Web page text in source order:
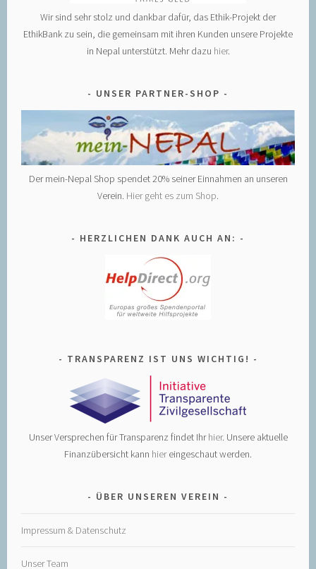
Wir sind sehr stolz und dankbar dafür, das Ethik-Projekt der
EthikBank zu sein, die gemeinsam mit ihren Kunden unsere Projekte
in Nepal unterstützt. Mehr dazu hier.
UNSER PARTNER-SHOP
Der mein-Nepal Shop spendet 20% seiner Einnahmen an unseren
Verein. Hier geht es zum Shop.
HERZLICHEN DANK AUCH AN:
TRANSPARENZ IST UNS WICHTIG!
Unser Versprechen für Transparenz findet Ihrhier. Unsere aktuelle
Finanzübersicht kann hiereingeschaut werden.
ÜBER UNSEREN VEREIN
Impressum & Datenschutz
Unser Team